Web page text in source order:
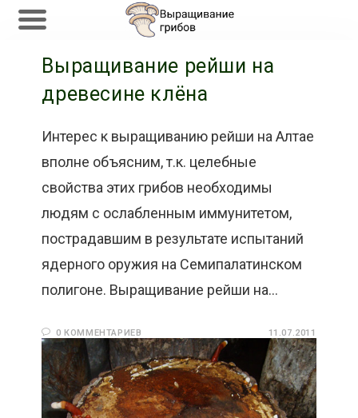
содержимому
Выращивание рейши на
древесине клёна
Интерес к выращиванию рейши на Алтае
вполне объясним, т.к. целебные
свойства этих грибов необходимы
людям с ослабленным иммунитетом,
пострадавшим в результате испытаний
ядерного оружия на Семипалатинском
полигоне. Выращивание рейши на…
0 КОММЕНТАРИЕВ 11.07.2011